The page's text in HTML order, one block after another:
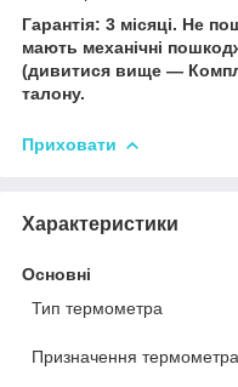
Гарантія: 3 місяці. Не
мають механічні
(дивитися вище —
талону.
Приховати
Характеристики
Основні
Тип термометра
Призначення термометра